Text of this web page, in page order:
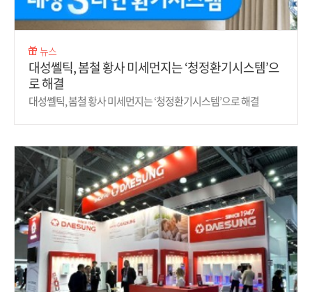
뉴스
대성쎌틱, 봄철 황사 미세먼지는 ‘청정환기시스템’으
로 해결
대성쎌틱, 봄철 황사 미세먼지는 ‘청정환기시스템’으로 해결